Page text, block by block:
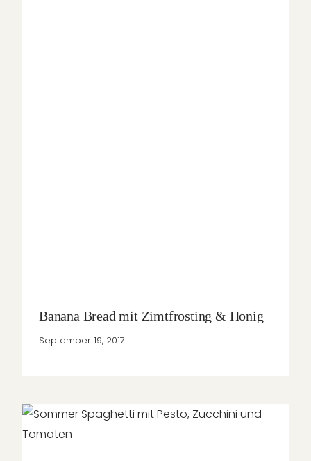
Banana Bread mit Zimtfrosting & Honig
September 19, 2017